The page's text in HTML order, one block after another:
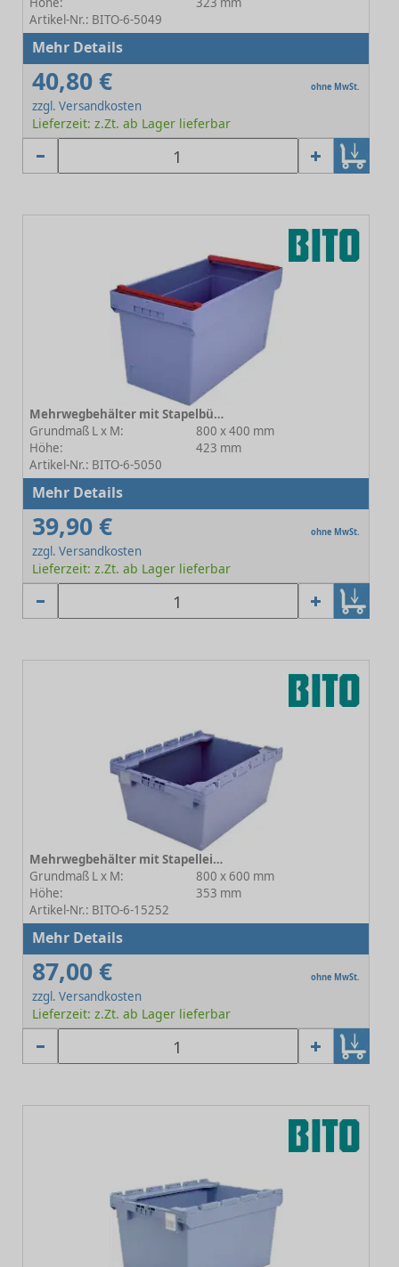
Artikel-Nr.: BITO-6-5049
Mehr Details
40,80 € ohne MwSt.
zzgl. Versandkosten
Lieferzeit: z.Zt. ab Lager lieferbar
Mehrwegbehälter mit Stapelbügel MB-SB C0402-0024
Grundmaß L x M:
800 x 400 mm
Höhe:
423 mm
Artikel-Nr.: BITO-6-5050
Mehr Details
39,90 € ohne MwSt.
zzgl. Versandkosten
Lieferzeit: z.Zt. ab Lager lieferbar
Mehrwegbehälter mit Stapelleiste MB-SL C0402-0033
Grundmaß L x M:
800 x 600 mm
Höhe:
353 mm
Artikel-Nr.: BITO-6-15252
Mehr Details
87,00 € ohne MwSt.
zzgl. Versandkosten
Lieferzeit: z.Zt. ab Lager lieferbar